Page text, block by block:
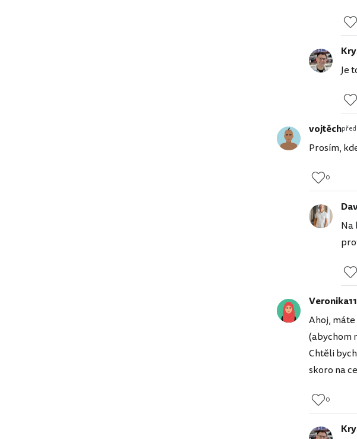
Je
vojtěch
Prosím,
0
Na
Ahoj,
(abychom
Chtěli
skoro na
0